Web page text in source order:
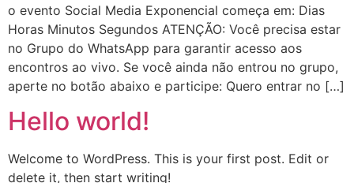
o evento Social Media Exponencial começa em: Dias
Horas Minutos Segundos ATENÇÃO: Você precisa estar
no Grupo do WhatsApp para garantir acesso aos
encontros ao vivo. Se você ainda não entrou no grupo,
aperte no botão abaixo e participe: Quero entrar no […]
Hello world!
Welcome to WordPress. This is your first post. Edit or
delete it, then start writing!